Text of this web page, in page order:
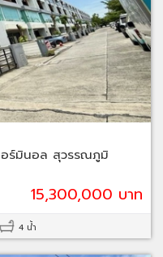
อร์มินอล สุวรรณภูมิ
15,300,000 บาท
4 น้ำ